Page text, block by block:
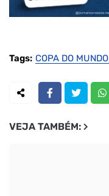
Tags: COPA DO MUNDO
VEJA TAMBÉM: